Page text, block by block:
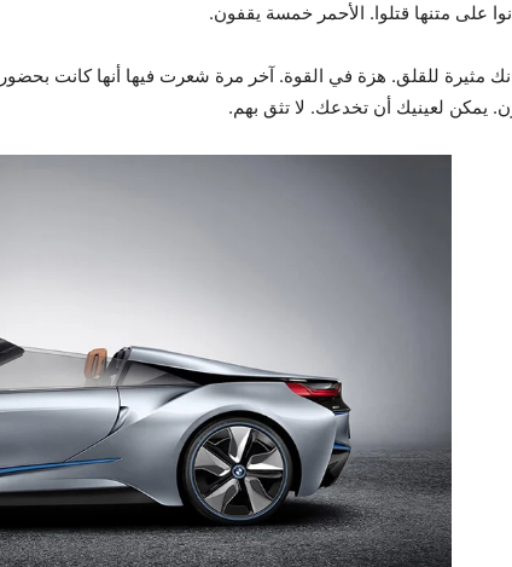
على متنها قتلوا. الأحمر خمسة يقفون.
مثيرة للقلق. هزة في القوة. آخر مرة شعرت فيها أنها كانت
يمكن لعينيك أن تخدعك. لا تثق بهم.